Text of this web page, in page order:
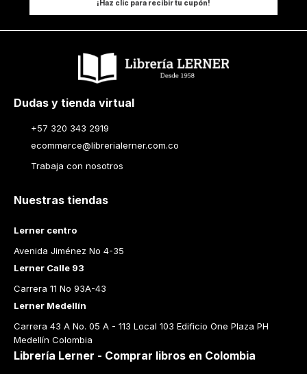
¡Haz clic para recibir tu cupón!
Dudas y tienda virtual
+57 320 343 2919
ecommerce@librerialerner.com.co
Trabaja con nosotros
Nuestras tiendas
Lerner centro
Avenida Jiménez No 4-35
Lerner Calle 93
Carrera 11 No 93A-43
Lerner Medellín
Carrera 43 A No. 05 A - 113 Local 103 Edificio One Plaza PH
Medellín Colombia
Librería Lerner - Comprar libros en Colombia